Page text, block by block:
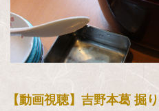
【動画視聴】吉野本葛 掘